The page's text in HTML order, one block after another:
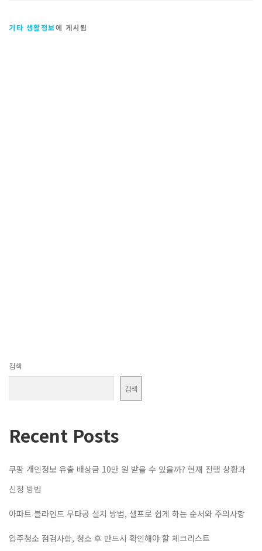
기타 생활정보에 게시됨
검색
검색
Recent Posts
쿠팡 개인정보 유출 배상금 10만 원 받을 수 있을까? 현재 진행 상황과
신청 방법
아파트 블라인드 무타공 설치 방법, 셀프로 쉽게 하는 순서와 주의사항
입주청소 점검사항, 청소 후 반드시 확인해야 할 체크리스트